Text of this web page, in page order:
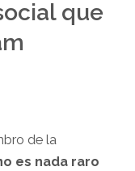
que
de la
es nada raro